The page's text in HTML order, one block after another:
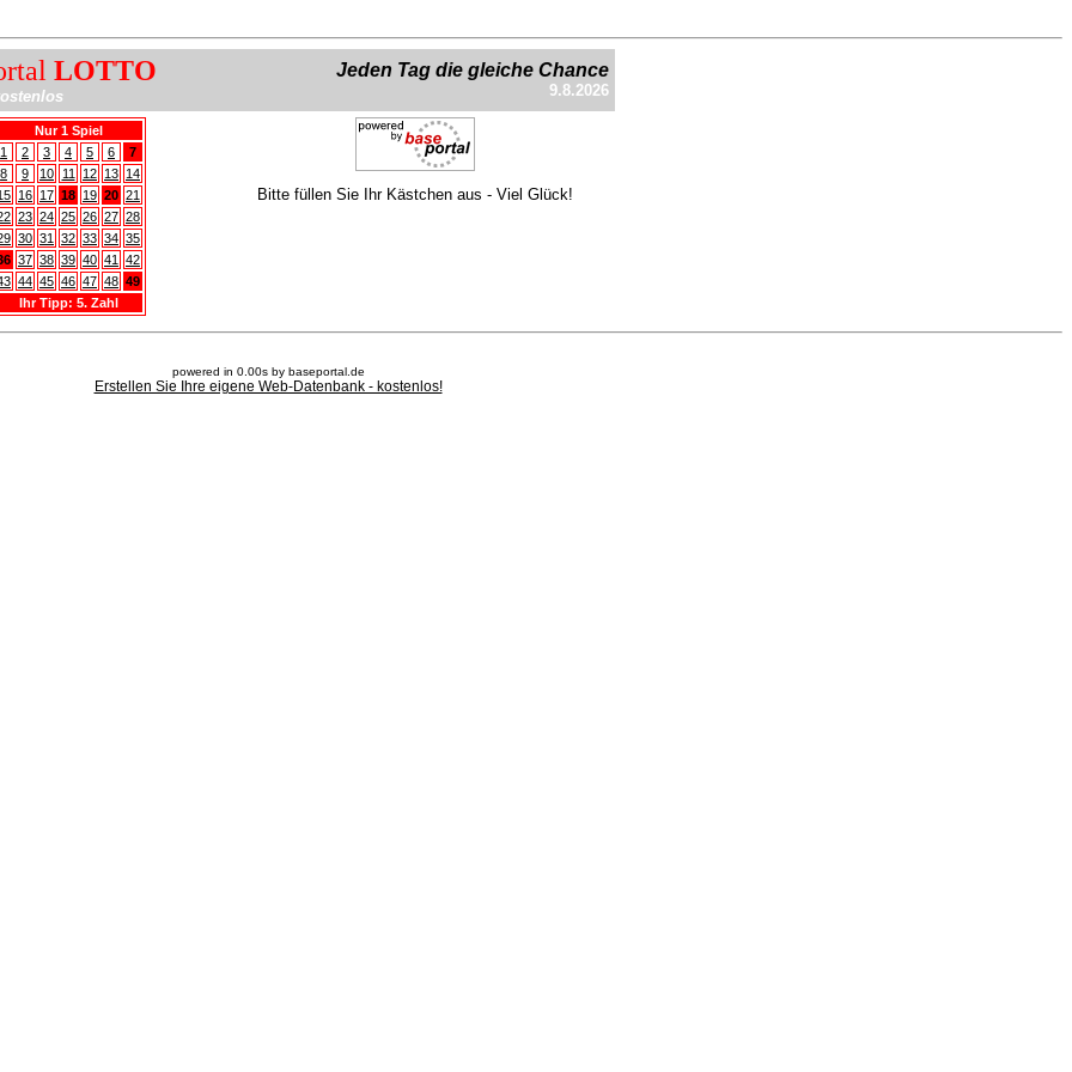
LOTTO Jeden Tag die gleiche Chance
9.8.2026
Nur 1 Spiel
1
2 3 4 5 6
7
8
9 10 11 12 13 14
16 17 18 19 20 21
23 24 25 26 27 28
30 31 32 33 34 35
37 38 39 40 41
42
44 45 46 47 48 49
Ihr Tipp: 5. Zahl
Bitte füllen Sie Ihr Kästchen aus - Viel Glück!
powered in 0.00s by baseportal.de
Erstellen Sie Ihre eigene Web-Datenbank - kostenlos!